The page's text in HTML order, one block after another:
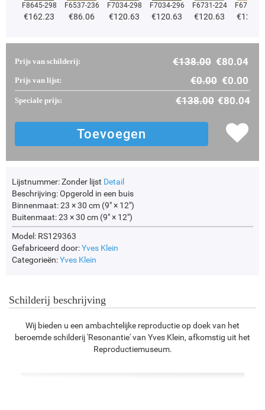
F8645-298
€162.23
F6537-236
€86.06
F7034-298
€120.63
F7034-296
€120.63
F6731-224
€120.63
F6731-
€
Prijs van schilderij: €138.00 €80.04
Prijs van lijst: €0.00 €0.00
Speciale prijs: €138.00 €80.04
Lijstnummer:Zonder lijst Detail
Beschrijving:Opgerold in een buis
Binnenmaat:23 × 30 cm (9" × 12")
Buitenmaat:23 × 30 cm (9" × 12")
Model: RS129363
Gefabriceerd door:Yves Klein
Categorieën:Yves Klein
Schilderij beschrijving
Wij bieden u een ambachtelijke reproductie op doek van het
beroemde schilderij 'Resonantie' van Yves Klein, afkomstig uit het
Reproductiemuseum.